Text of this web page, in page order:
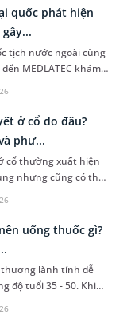
quốc phát hiện
tịch nước ngoài cùng
MEDLATEC khám
Qua thăm khám và
sâu,...
ở cổ do đâu?
phư...
cổ thường xuất hiện
nhưng cũng có thể
ung thư. Để tìm
uống thuốc gì?
lành tính dễ
độ tuổi 35 - 50. Khi
nhiều người
tuyến v...